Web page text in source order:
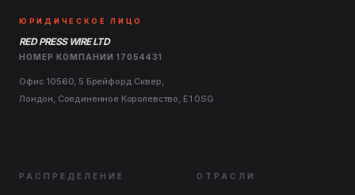
ЮРИДИЧЕСКОЕ ЛИЦО
RED PRESS WIRE LTD
НОМЕР КОМПАНИИ 17054431
Офис 10560, 5 Брейфорд Сквер,
Лондон, Соединенное Королевство, E1 0SG
РАСПРЕДЕЛЕНИЕ ОТРАСЛИ